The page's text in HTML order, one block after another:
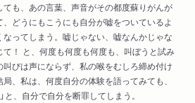
も、あの言葉、声音がその都度蘇りがんが
どうにもこうにも自分が嘘をついているよ
なってしまう。嘘じゃない、嘘なんかじゃな
！ と、何度も何度も何度も、叫ぼうと試み
びは声にならず、私の喉をむしろ締め付け
、私は、何度自分の体験を語ってみても、
と、自分で自分を断罪してしまう。